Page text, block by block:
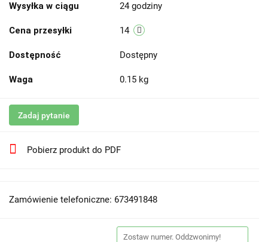
Wysyłka w ciągu 24 godziny
Cena przesyłki 14
Dostępność Dostępny
Waga 0.15 kg
Zadaj pytanie
Pobierz produkt do PDF
Zamówienie telefoniczne: 673491848